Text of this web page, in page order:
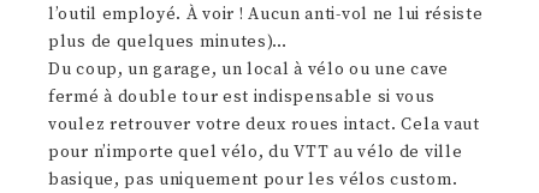
l’outil employé. À voir ! Aucun anti-vol ne lui résiste
plus de quelques minutes)…
Du coup, un garage, un local à vélo ou une cave
fermé à double tour est indispensable si vous
voulez retrouver votre deux roues intact. Cela vaut
pour n’importe quel vélo, du VTT au vélo de ville
basique, pas uniquement pour les vélos custom.